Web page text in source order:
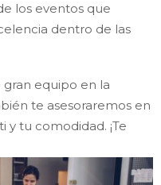
los eventos que
dentro de las
equipo en la
te asesoraremos en
tu comodidad. ¡Te